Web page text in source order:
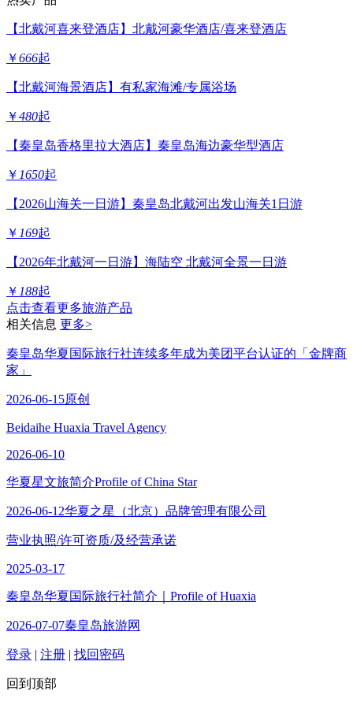
【北戴河喜来登酒店】北戴河豪华酒店/喜来登酒店
￥666起
【北戴河海景酒店】有私家海滩/专属浴场
￥480起
【秦皇岛香格里拉大酒店】秦皇岛海边豪华型酒店
￥ 1650起
【2026山海关一日游】秦皇岛北戴河出发山海关1日游
￥ 169起
【2026年北戴河一日游】海陆空 北戴河全景一日游
￥ 188起
点击查看更多旅游产品
相关信息 更多>
秦皇岛华夏国际旅行社连续多年成为美团平台认证的「金牌商
家」
2026-06-15原创
Beidaihe Huaxia Travel Agency
2026-06-10
华夏星文旅简介Profile of China Star
2026-06-12华夏之星（北京）品牌管理有限公司
营业执照/许可资质/及经营承诺
2025-03-17
秦皇岛华夏国际旅行社简介｜Profile of Huaxia
2026-07-07秦皇岛旅游网
登录 | 注册 | 找回密码
回到顶部